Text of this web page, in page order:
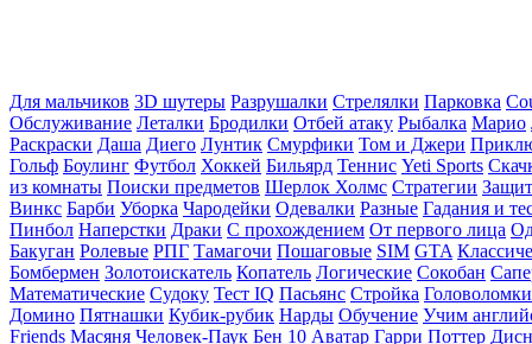
Для мальчиков 3D шутеры Разрушалки Стрелялки Парковка
Обслуживание Леталки Бродилки Отбей атаку Рыбалка Марио
Раскраски Даша Диего Лунтик Смурфики Том и Джери
Гольф Боулинг Футбол Хоккей Бильярд Теннис Yeti Sports
из комнаты Поиски предметов Шерлок Холмс Стратегии
Винкс Барби Уборка Чародейки Одевалки Разные Гадания и
Пинбол Наперстки Драки С прохождением От первого лица
Бакуган Ролевые РПГ Тамагочи Пошаговые SIM GTA
Бомбермен Золотоискатель Копатель Логические Сокобан
Математические Судоку Тест IQ Пасьянс Стройка Головоломки
Домино Пятнашки Кубик-рубик Нарды Обучение Учим
Friends Масяня Человек-Паук Бен 10 Аватар Гарри Поттер